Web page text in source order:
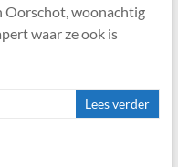
Oorschot, woonachtig
waar ze ook is
Lees verder